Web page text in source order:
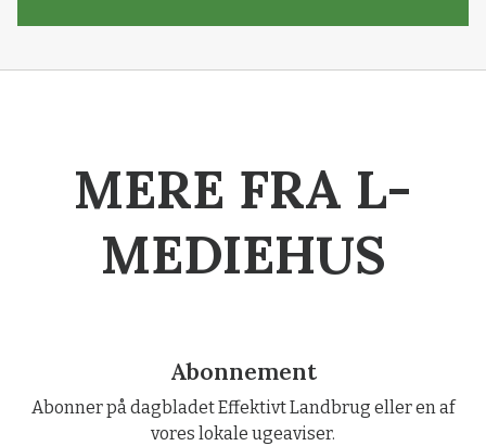
MERE FRA L-
MEDIEHUS
Abonnement
Abonner på dagbladet Effektivt Landbrug eller en af
vores lokale ugeaviser.